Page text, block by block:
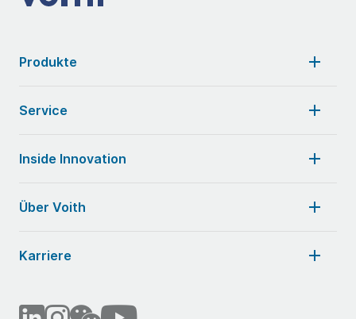
Produkte
Service
Inside Innovation
Über Voith
Karriere